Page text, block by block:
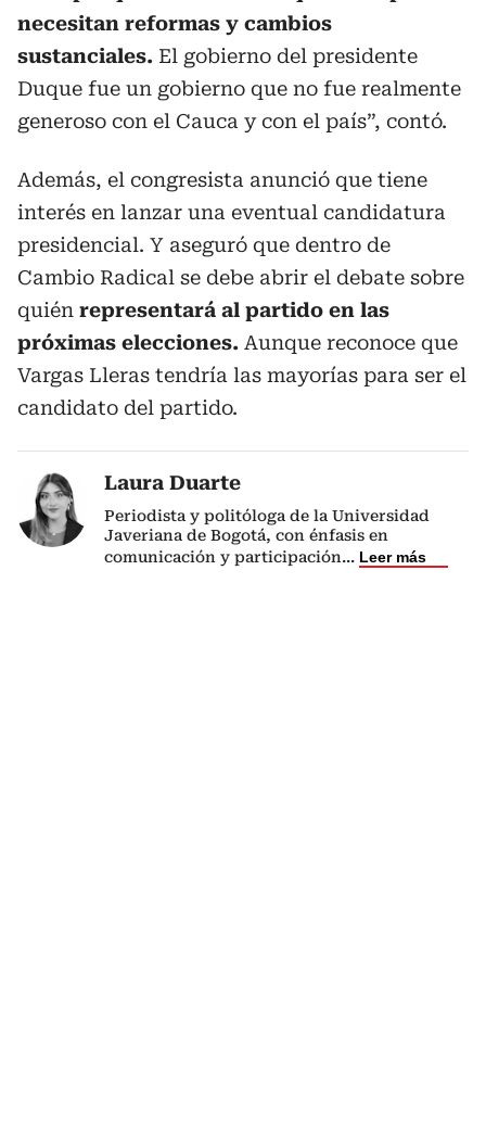
necesitan reformas y cambios
sustanciales. El gobierno del presidente
Duque fue un gobierno que no fue realmente
generoso con el Cauca y con el país”, contó.
Además, el congresista anunció que tiene
interés en lanzar una eventual candidatura
presidencial. Y aseguró que dentro de
Cambio Radical se debe abrir el debate sobre
quién representará al partido en las
próximas elecciones. Aunque reconoce que
Vargas Lleras tendría las mayorías para ser el
candidato del partido.
Laura Duarte
Periodista y politóloga de la Universidad
Javeriana de Bogotá, con énfasis en
comunicación y participación... Leer más